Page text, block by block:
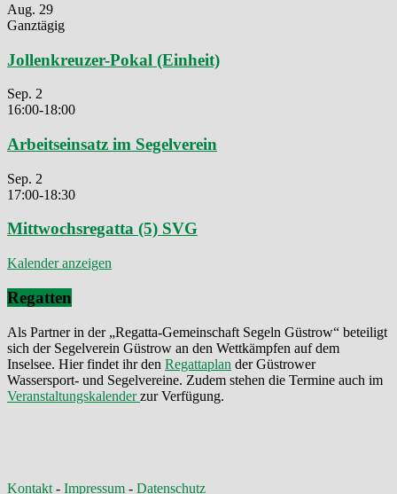
Aug. 29
Ganztägig
Jollenkreuzer-Pokal (Einheit)
Sep. 2
16:00-18:00
Arbeitseinsatz im Segelverein
Sep. 2
17:00-18:30
Mittwochsregatta (5) SVG
Kalender anzeigen
Regatten
Als Partner in der „Regatta-Gemeinschaft Segeln Güstrow“ beteiligt
sich der Segelverein Güstrow an den Wettkämpfen auf dem
Inselsee. Hier findet ihr den Regattaplan der Güstrower
Wassersport- und Segelvereine. Zudem stehen die Termine auch im
Veranstaltungskalenderzur Verfügung.
Kontakt - Impressum - Datenschutz